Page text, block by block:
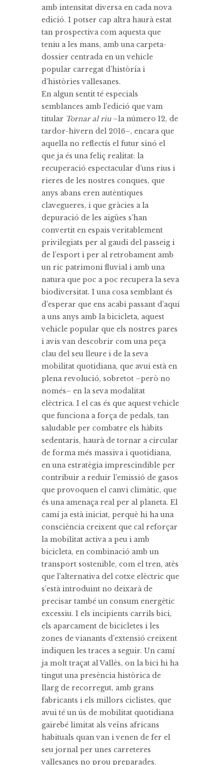
amb intensitat diversa en cada nova
edició. I potser cap altra haurà estat
tan prospectiva com aquesta que
teniu a les mans, amb una carpeta-
dossier centrada en un vehicle
popular carregat d’història i
d’històries vallesanes.
En algun sentit té especials
semblances amb l’edició que vam
titular Tornar al riu–la número 12, de
tardor-hivern del 2016–, encara que
aquella no reflectís el futur sinó el
que ja és una feliç realitat: la
recuperació espectacular d’uns rius i
rieres de les nostres conques, que
anys abans eren autèntiques
clavegueres, i que gràcies a la
depuració de les aigües s’han
convertit en espais veritablement
privilegiats per al gaudi del passeig i
de l’esport i per al retrobament amb
un ric patrimoni fluvial i amb una
natura que poc a poc recupera la seva
biodiversitat. I una cosa semblant és
d’esperar que ens acabi passant d’aquí
a uns anys amb la bicicleta, aquest
vehicle popular que els nostres pares
i avis van descobrir com una peça
clau del seu lleure i de la seva
mobilitat quotidiana, que avui està en
plena revolució, sobretot –però no
només– en la seva modalitat
elèctrica. I el cas és que aquest vehicle
que funciona a força de pedals, tan
saludable per combatre els hàbits
sedentaris, haurà de tornar a circular
de forma més massiva i quotidiana,
en una estratègia imprescindible per
contribuir a reduir l’emissió de gasos
que provoquen el canvi climàtic, que
és una amenaça real per al planeta. El
camí ja està iniciat, perquè hi ha una
consciència creixent que cal reforçar
la mobilitat activa a peu i amb
bicicleta, en combinació amb un
transport sostenible, com el tren, atès
que l’alternativa del cotxe elèctric que
s’està introduint no deixarà de
precisar també un consum energètic
excessiu. I els incipients carrils bici,
els aparcament de bicicletes i les
zones de vianants d’extensió creixent
indiquen les traces a seguir. Un camí
ja molt traçat al Vallès, on la bici hi ha
tingut una presència històrica de
llarg de recorregut, amb grans
fabricants i els millors ciclistes, que
avui té un ús de mobilitat quotidiana
gairebé limitat als veïns africans
habituals quan van i venen de fer el
seu jornal per unes carreteres
vallesanes no prou preparades.